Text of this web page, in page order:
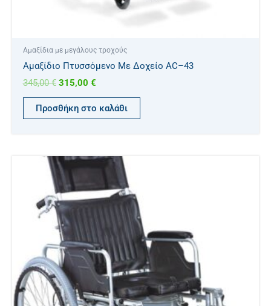
Αμαξίδια με μεγάλους τροχούς
Αμαξίδιο Πτυσσόμενο Με Δοχείο AC–43
345,00€ 315,00 €
Προσθήκη στο καλάθι